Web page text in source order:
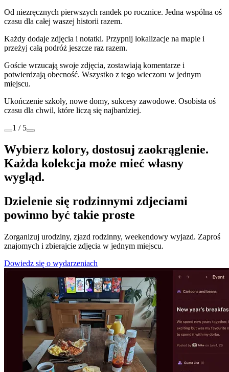
Od niezręcznych pierwszych randek po rocznice. Jedna wspólna oś
czasu dla całej waszej historii razem.
Każdy dodaje zdjęcia i notatki. Przypnij lokalizacje na mapie i
przeżyj całą podróż jeszcze raz razem.
Goście wrzucają swoje zdjęcia, zostawiają komentarze i
potwierdzają obecność. Wszystko z tego wieczoru w jednym
miejscu.
Ukończenie szkoły, nowe domy, sukcesy zawodowe. Osobista oś
czasu dla chwil, które liczą się najbardziej.
1 / 5
Wybierz kolory, dostosuj zaokrąglenie.
Każda kolekcja może mieć własny
wygląd.
Dzielenie się rodzinnymi zdjeciami
powinno być takie proste
Zorganizuj urodziny, zjazd rodzinny, weekendowy wyjazd. Zaproś
znajomych i zbierajcie zdjęcia w jednym miejscu.
Dowiedz się o wydarzeniach